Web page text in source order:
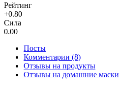
Рейтинг
+0.80
Сила
0.00
Посты
Комментарии (8)
Отзывы на продукты
Отзывы на домашние маски